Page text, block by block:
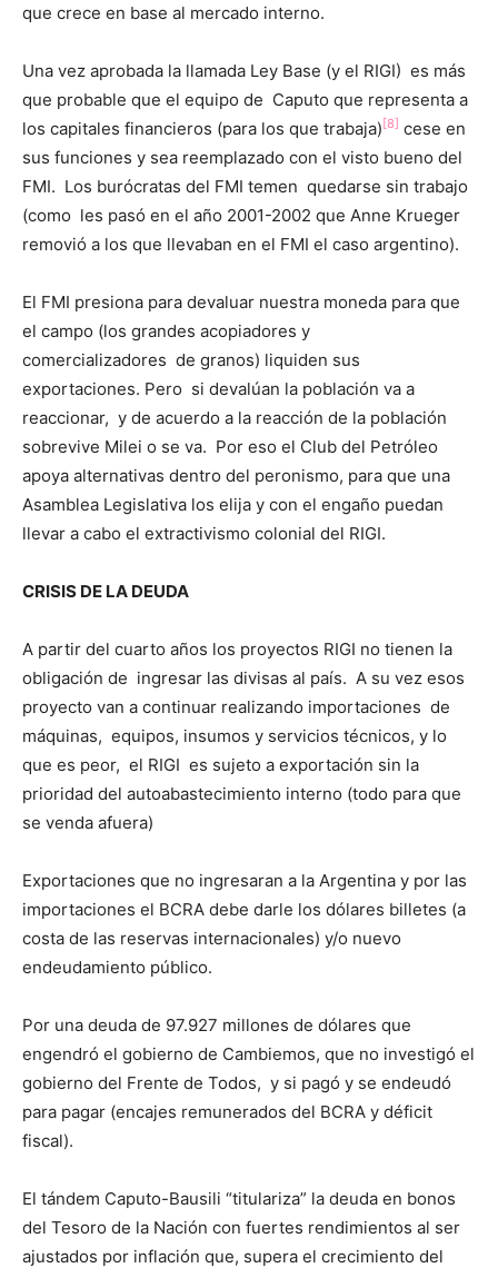
que crece en base al mercado interno.
Una vez aprobada la llamada Ley Base (y el RIGI) es más
que probable que el equipo de Caputo que representa a
los capitales financieros (para los que trabaja)[8] cese en
sus funciones y sea reemplazado con el visto bueno del
FMI. Los burócratas del FMI temen quedarse sin trabajo
(como les pasó en el año 2001-2002 que Anne Krueger
removió a los que llevaban en el FMI el caso argentino).
El FMI presiona para devaluar nuestra moneda para que
el campo (los grandes acopiadores y
comercializadores de granos) liquiden sus
exportaciones. Pero si devalúan la población va a
reaccionar, y de acuerdo a la reacción de la población
sobrevive Milei o se va. Por eso el Club del Petróleo
apoya alternativas dentro del peronismo, para que una
Asamblea Legislativa los elija y con el engaño puedan
llevar a cabo el extractivismo colonial del RIGI.
CRISIS DE LA DEUDA
A partir del cuarto años los proyectos RIGI no tienen la
obligación de ingresar las divisas al país. A su vez esos
proyecto van a continuar realizando importaciones de
máquinas, equipos, insumos y servicios técnicos, y lo
que es peor, el RIGI es sujeto a exportación sin la
prioridad del autoabastecimiento interno (todo para que
se venda afuera)
Exportaciones que no ingresaran a la Argentina y por las
importaciones el BCRA debe darle los dólares billetes (a
costa de las reservas internacionales) y/o nuevo
endeudamiento público.
Por una deuda de 97.927 millones de dólares que
engendró el gobierno de Cambiemos, que no investigó el
gobierno del Frente de Todos, y si pagó y se endeudó
para pagar (encajes remunerados del BCRA y déficit
fiscal).
El tándem Caputo-Bausili “titulariza” la deuda en bonos
del Tesoro de la Nación con fuertes rendimientos al ser
ajustados por inflación que, supera el crecimiento del